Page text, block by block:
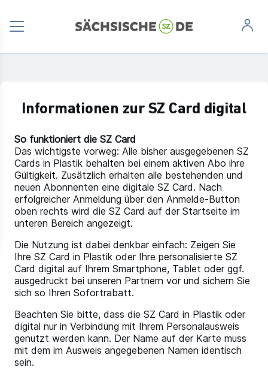
Informationen zur SZ Card digital
So funktioniert die SZ Card
Das wichtigste vorweg: Alle bisher ausgegebenen SZ
Cards in Plastik behalten bei einem aktiven Abo ihre
Gültigkeit. Zusätzlich erhalten alle bestehenden und
neuen Abonnenten eine digitale SZ Card. Nach
erfolgreicher Anmeldung über den Anmelde-Button
oben rechts wird die SZ Card auf der Startseite im
unteren Bereich angezeigt.
Die Nutzung ist dabei denkbar einfach: Zeigen Sie
Ihre SZ Card in Plastik oder Ihre personalisierte SZ
Card digital auf Ihrem Smartphone, Tablet oder ggf.
ausgedruckt bei unseren Partnern vor und sichern Sie
sich so Ihren Sofortrabatt.
Beachten Sie bitte, dass die SZ Card in Plastik oder
digital nur in Verbindung mit Ihrem Personalausweis
genutzt werden kann. Der Name auf der Karte muss
mit dem im Ausweis angegebenen Namen identisch
sein.